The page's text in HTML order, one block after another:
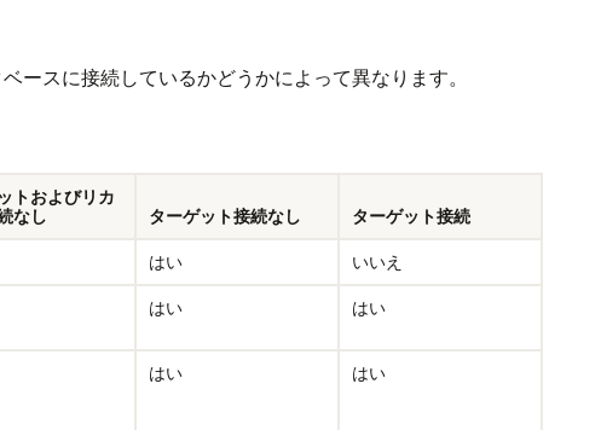
ースに接続しているかどうかによって異なります。
トおよびリカ
なし
ターゲット接続なし
ターゲット接続
はい
いいえ
はい はい
はい はい